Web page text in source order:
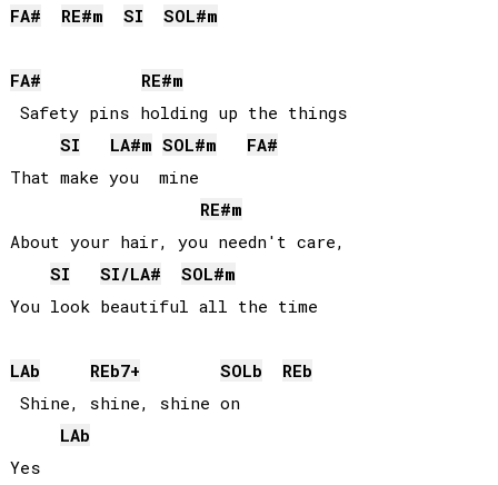
FA# RE#m SI SOL#m
FA# RE#m
Safety pins holding up the things
SI
LA#m SOL#m
FA#
That make you  mine
RE#m
About your hair, you needn't care,
SI
SI/LA# SOL#m
LAb REb7+ SOLb
REb
Shine, shine, shine on
LAb
Yes